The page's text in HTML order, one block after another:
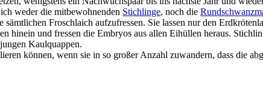
weder die mitbewohnenden Stichlinge, noch die
Froschlaich aufzufressen. Sie lassen nur den
hinein und fressen die Embryos aus allen Eihüllen heraus.
Kaulquappen.
können, wenn sie in so großer Anzahl zuwandern, dass die